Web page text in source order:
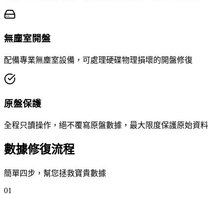
無塵室開盤
配備專業無塵室設備，可處理硬碟物理損壞的開盤修復
原盤保護
全程只讀操作，絕不覆寫原盤數據，最大限度保護原始資料
數據修復流程
簡單四步，幫您拯救寶貴數據
01